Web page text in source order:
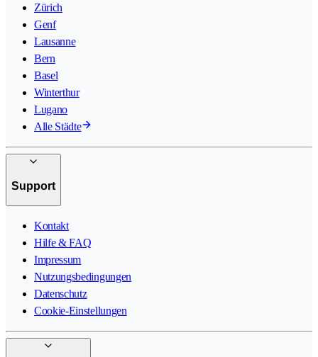
Zürich
Genf
Lausanne
Bern
Basel
Winterthur
Lugano
Alle Städte
Support
Kontakt
Hilfe & FAQ
Impressum
Nutzungsbedingungen
Datenschutz
Cookie-Einstellungen